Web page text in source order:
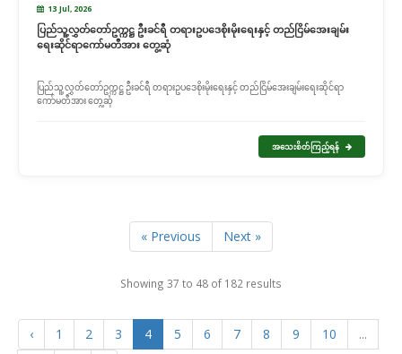
13 Jul, 2026
ပြည်သူ့လွှတ်တော်ဥက္ကဋ္ဌ ဦးခင်ရီ တရားဥပဒေစိုးမိုးရေးနှင့် တည်ငြိမ်အေးချမ်း
ရေးဆိုင်ရာကော်မတီအား တွေ့ဆုံ
ပြည်သူ့လွှတ်တော်ဥက္ကဋ္ဌ ဦးခင်ရီ တရားဥပဒေစိုးမိုးရေးနှင့် တည်ငြိမ်အေးချမ်းရေးဆိုင်ရာ
ကော်မတီအား တွေ့ဆုံ
အသေးစိတ်ကြည့်ရန်
« Previous Next »
Showing 37 to 48 of 182 results
‹ 1 2 3 4 5 6 7 8 9 10
...